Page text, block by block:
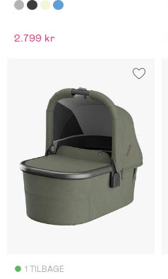
2.799 kr
1 TILBAGE